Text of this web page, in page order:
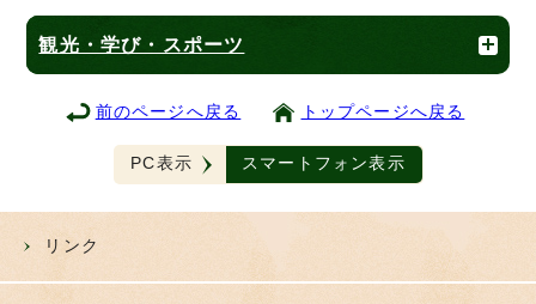
観光・学び・スポーツ
前のページへ戻る トップページへ戻る
PC表示 スマートフォン表示
リンク